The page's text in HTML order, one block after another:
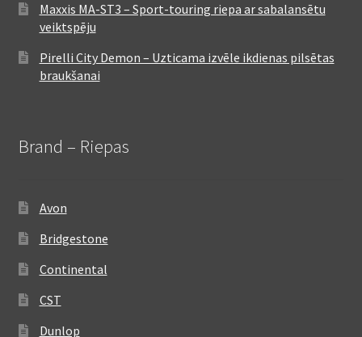
Maxxis MA-ST3 – Sport-touring riepa ar sabalansētu
veiktspēju
Pirelli City Demon – Uzticama izvēle ikdienas pilsētas
braukšanai
Brand – Riepas
Avon
Bridgestone
Continental
CST
Dunlop